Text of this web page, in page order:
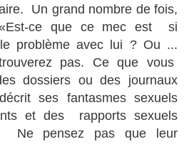
Un grand nombre de fois,
ce que ce mec est si
problème avec lui ? Ou ...
pas. Ce que vous
dossiers ou des journaux
ses fantasmes sexuels
et des rapports sexuels
Ne pensez pas que leur